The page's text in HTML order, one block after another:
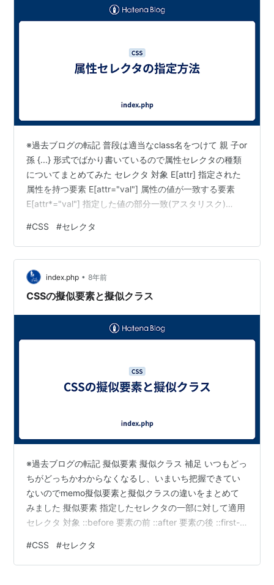
※過去ブログの転記 普段は適当なclass名をつけて 親 子or
孫 {...} 形式でばかり書いているので属性セレクタの種類
についてまとめてみた セレクタ 対象 E[attr] 指定された
属性を持つ要素 E[attr="val"] 属性の値が一致する要素
E[attr*="val"] 指定した値の部分一致(アスタリスク)
E[attr$="val"] 指定した値の後方一致(ドル)
E[attr~="val"] 複数区切りの中に指定した値が含まれてい
る要素に対して適用(チルダ)(ex. class="aaa bbb)
E[attr…
#CSS #セレクタ
index.php • 8年前
CSSの擬似要素と擬似クラス
※過去ブログの転記 擬似要素 擬似クラス 補足 いつもどっ
ちがどっちかわからなくなるし、いまいち把握できてい
ないのでmemo擬似要素と擬似クラスの違いをまとめて
みました 擬似要素 指定したセレクタの一部に対して適用
セレクタ 対象 ::before 要素の前 ::after 要素の後 ::first-
::selection 選択した要素*1 CSS3から擬似クラスとの判
別がしやすいように セレクタ: ではなく セレクタ:: をつ
#CSS #セレクタ